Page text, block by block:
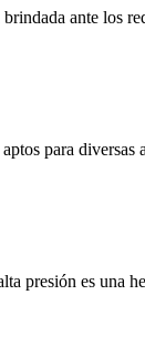
ante los
para
presión es una